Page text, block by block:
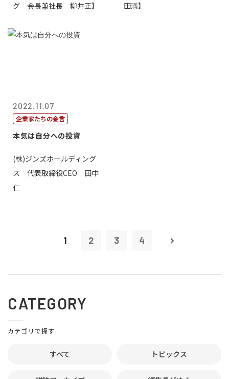
グ 会長兼社長 柳井正】
田満】
2022.11.07
企業家たちの金言
本気は自分への投資
(株)ジンズホールディング
ス 代表取締役CEO 田中
仁
1 2 3 4
CATEGORY
カテゴリで探す
すべて トピックス